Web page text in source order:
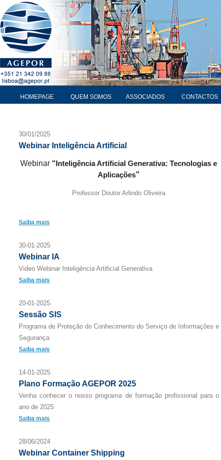
HOMEPAGE QUEM SOMOS ASSOCIADOS CONTACTOS
30/01/2025
Webinar Inteligência Artificial
Webinar “ Inteligência Artificial Generativa: Tecnologias e
Aplicações”
Professor Doutor Arlindo Oliveira
Saiba mais
30-01-2025
Webinar IA
Video Webinar Inteligência Artificial Generativa
Saiba mais
20-01-2025
Sessão SIS
Programa de Proteção do Conhecimento do Serviço de Informações e
Segurança
Saiba mais
14-01-2025
Plano Formação AGEPOR 2025
Venha conhecer o nosso programa de formação profissional para o
ano de 2025
Saiba mais
28/06/2024
Webinar Container Shipping